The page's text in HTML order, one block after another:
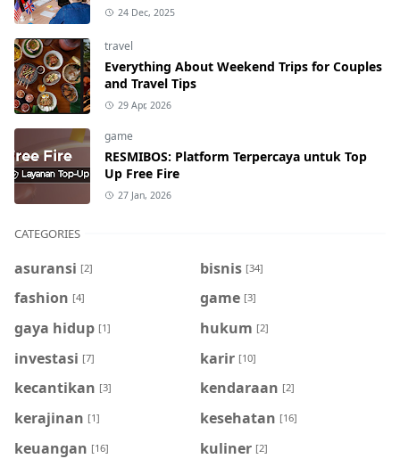
24 Dec, 2025
travel
Everything About Weekend Trips for Couples
and Travel Tips
29 Apr, 2026
game
RESMIBOS: Platform Terpercaya untuk Top
Up Free Fire
27 Jan, 2026
CATEGORIES
asuransi [2] bisnis [34]
fashion [4] game [3]
gaya hidup [1] hukum [2]
investasi [7] karir [10]
kecantikan [3] kendaraan [2]
kerajinan [1] kesehatan [16]
keuangan [16] kuliner [2]